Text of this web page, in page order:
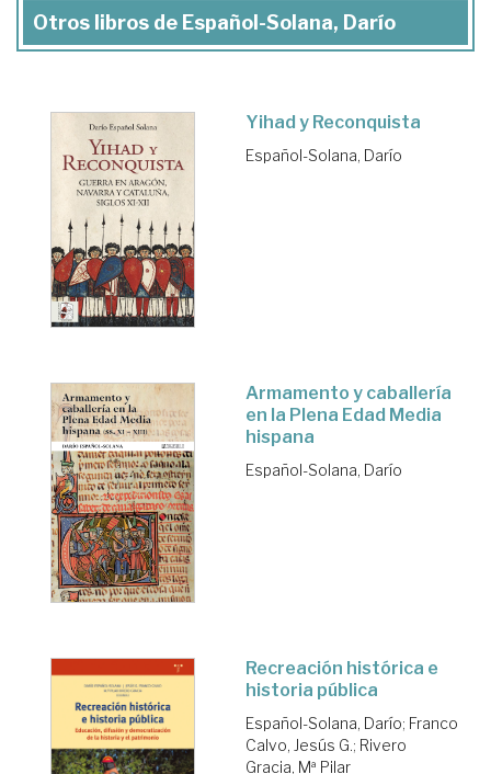
Otros libros de Español-Solana, Darío
Yihad y Reconquista
Español-Solana, Darío
Armamento y caballería
en la Plena Edad Media
hispana
Español-Solana, Darío
Recreación histórica e
historia pública
Español-Solana, Darío; Franco
Calvo, Jesús G.; Rivero
Gracia, Mª Pilar